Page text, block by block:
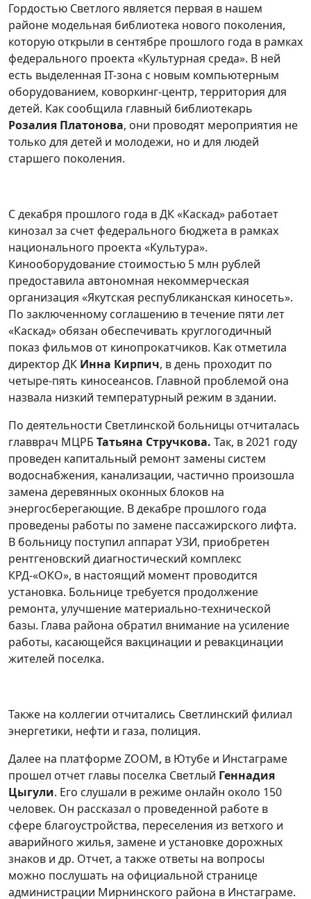
Гордостью Светлого является первая в нашем
районе модельная библиотека нового поколения,
которую открыли в сентябре прошлого года в рамках
федерального проекта «Культурная среда». В ней
есть выделенная IT-зона с новым компьютерным
оборудованием, коворкинг-центр, территория для
детей. Как сообщила главный библиотекарь
Розалия Платонова, они проводят мероприятия не
только для детей и молодежи, но и для людей
старшего поколения.
С декабря прошлого года в ДК «Каскад» работает
кинозал за счет федерального бюджета в рамках
национального проекта «Культура».
Кинооборудование стоимостью 5 млн рублей
предоставила автономная некоммерческая
организация «Якутская республиканская киносеть».
По заключенному соглашению в течение пяти лет
«Каскад» обязан обеспечивать круглогодичный
показ фильмов от кинопрокатчиков. Как отметила
директор ДК Инна Кирпич, в день проходит по
четыре-пять киносеансов. Главной проблемой она
назвала низкий температурный режим в здании.
По деятельности Светлинской больницы отчиталась
главврач МЦРБ Татьяна Стручкова. Так, в 2021 году
проведен капитальный ремонт замены систем
водоснабжения, канализации, частично произошла
замена деревянных оконных блоков на
энергосберегающие. В декабре прошлого года
проведены работы по замене пассажирского лифта.
В больницу поступил аппарат УЗИ, приобретен
рентгеновский диагностический комплекс
КРД-«ОКО», в настоящий момент проводится
установка. Больнице требуется продолжение
ремонта, улучшение материально-технической
базы. Глава района обратил внимание на усиление
работы, касающейся вакцинации и ревакцинации
жителей поселка.
Также на коллегии отчитались Светлинский филиал
энергетики, нефти и газа, полиция.
Далее на платформе ZOOM, в Ютубе и Инстаграме
прошел отчет главы поселка Светлый Геннадия
Цыгули. Его слушали в режиме онлайн около 150
человек. Он рассказал о проведенной работе в
сфере благоустройства, переселения из ветхого и
аварийного жилья, замене и установке дорожных
знаков и др. Отчет, а также ответы на вопросы
можно послушать на официальной странице
администрации Мирнинского района в Инстаграме.